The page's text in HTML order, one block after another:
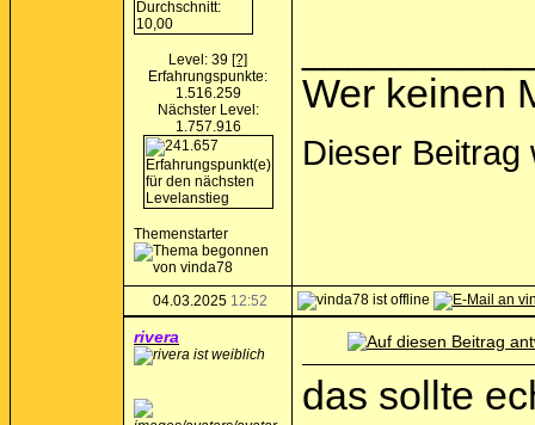
Level: 39 [?]
Erfahrungspunkte:
1.516.259
Nächster Level:
1.757.916
Themenstarter
Wer keinen
Dieser
04.03.2025 12:52
rivera
das sollte